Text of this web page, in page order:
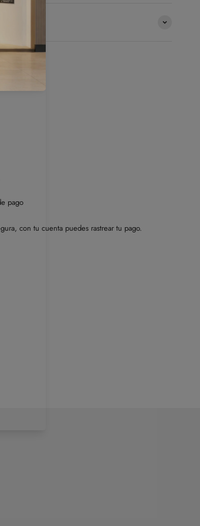
pago
con tu cuenta puedes rastrear tu pago.